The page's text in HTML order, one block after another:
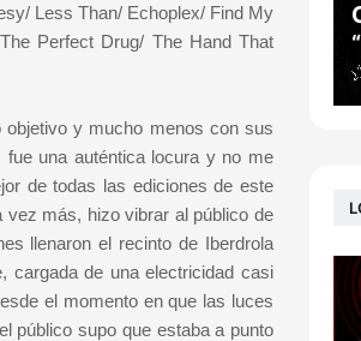
Less Than/ Echoplex/ Find My
Perfect Drug/ The Hand That
objetivo y mucho menos con sus
una auténtica locura y no me
de todas las ediciones de este
vez más, hizo vibrar al público de
llenaron el recinto de Iberdrola
cargada de una electricidad casi
el momento en que las luces
público supo que estaba a punto